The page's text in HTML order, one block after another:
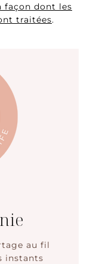
façon dont les
traitées.
au fil
instants